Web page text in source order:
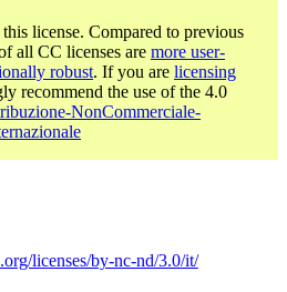
license. Compared to previous
all CC licenses are more user-
robust. If you are licensing
recommend the use of the 4.0
NonCommerciale-
licenses/by-nc-nd/3.0/it/